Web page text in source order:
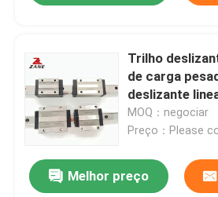
Trilho
de carga
deslizante
MOQ：negociar
Preço：Please
Melhor preço